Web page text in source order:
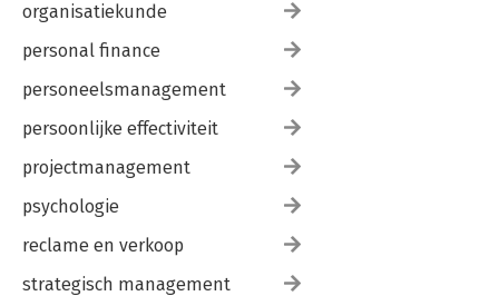
organisatiekunde
personal finance
personeelsmanagement
persoonlijke effectiviteit
projectmanagement
psychologie
reclame en verkoop
strategisch management